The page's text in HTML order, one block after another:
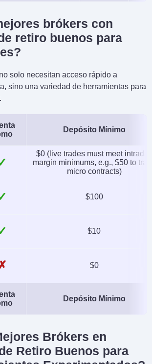
brókers con
retiro buenos para
solo necesitan acceso rápido a
sino una variedad de herramientas para
Depósito Mínimo
$0 (live trades must meet intraday
margin minimums, e.g., $50 to
micro contracts)
$100
$10
$0
Depósito Mínimo
Brókers en
Retiro Buenos para